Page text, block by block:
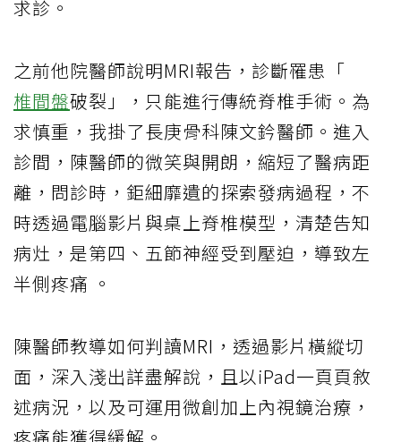
求診。
之前他院醫師說明MRI報告，診斷罹患「
椎間盤破裂」，只能進行傳統脊椎手術。為
求慎重，我掛了長庚骨科陳文鈐醫師。進入
診間，陳醫師的微笑與開朗，縮短了醫病距
離，問診時，鉅細靡遺的探索發病過程，不
時透過電腦影片與桌上脊椎模型，清楚告知
病灶，是第四、五節神經受到壓迫，導致左
半側疼痛 。
陳醫師教導如何判讀MRI，透過影片橫縱切
面，深入淺出詳盡解說，且以iPad一頁頁敘
述病況，以及可運用微創加上內視鏡治療，
疼痛能獲得緩解。